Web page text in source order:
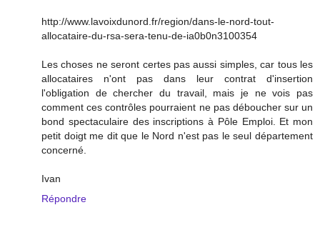
http://www.lavoixdunord.fr/region/dans-le-nord-tout-
allocataire-du-rsa-sera-tenu-de-ia0b0n3100354
Les choses ne seront certes pas aussi simples, car tous les
allocataires n'ont pas dans leur contrat d'insertion
l'obligation de chercher du travail, mais je ne vois pas
comment ces contrôles pourraient ne pas déboucher sur un
bond spectaculaire des inscriptions à Pôle Emploi. Et mon
petit doigt me dit que le Nord n'est pas le seul département
concerné.
Ivan
Répondre